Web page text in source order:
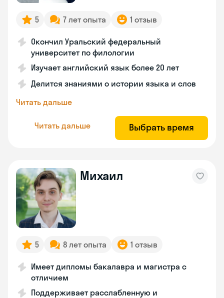
5 7 лет опыта 1 отзыв
Окончил Уральский федеральный
университет по филологии
Изучает английский язык более 20 лет
Делится знаниями о истории языка и слов
Читать дальше
Читать дальше Выбрать время
Михаил
5 8 лет опыта 1 отзыв
Имеет дипломы бакалавра и магистра с
отличием
Поддерживает расслабленную и